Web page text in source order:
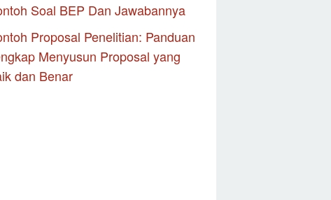
Soal BEP Dan Jawabannya
Proposal Penelitian: Panduan
Menyusun Proposal yang
dan Benar